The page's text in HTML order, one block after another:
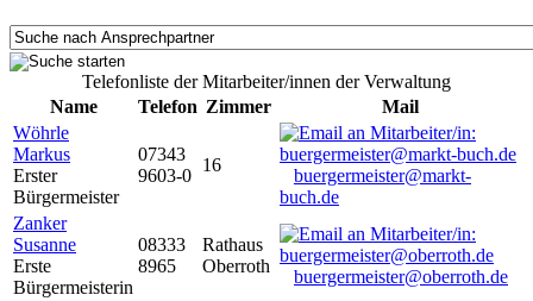
Telefonliste der Mitarbeiter/innen der Verwaltung
Name
Telefon Zimmer
Mail
Wöhrle
Markus
Erster
Bürgermeister
07343
9603-0
16
buergermeister@markt-
buch.de
Zanker
Susanne
Erste
Bürgermeisterin
08333
8965
Rathaus
Oberroth
buergermeister@oberroth.de